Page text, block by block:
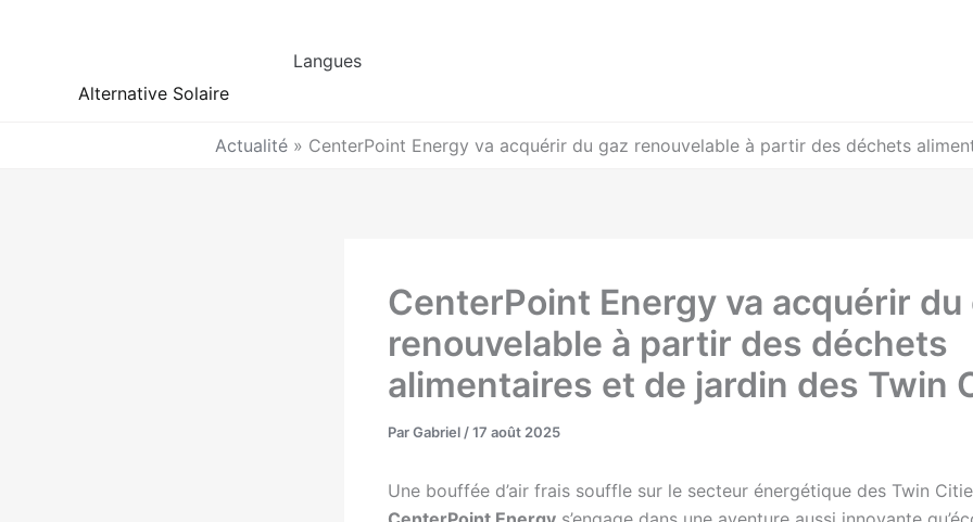
Alternative Solaire
Langues
Actualité » CenterPoint Energy va acquérir du gaz renouvelable à partir des déchets
CenterPoint Energy va acquérir du
renouvelable à partir des déchets
alimentaires et de jardin des Twin
ParGabriel /17 août 2025
Une bouffée d’air frais souffle sur le secteur énergétique des Twin